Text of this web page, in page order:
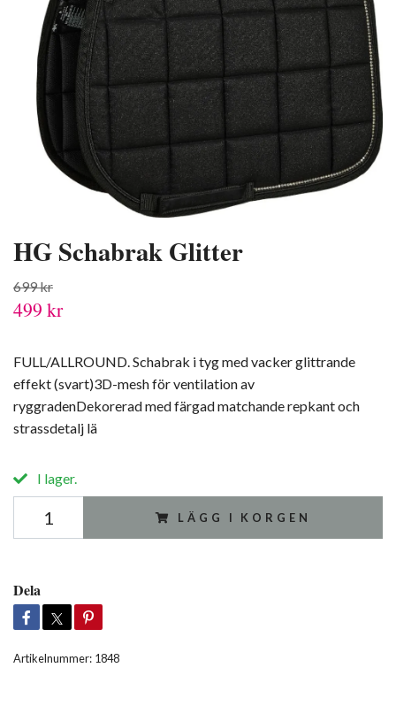
HG Schabrak Glitter
699 kr
499 kr
FULL/ALLROUND. Schabrak i tyg med vacker glittrande
effekt (svart)3D-mesh för ventilation av
ryggradenDekorerad med färgad matchande repkant och
strassdetalj lä
I lager.
LÄGG I KORGEN
Dela
Artikelnummer: 1848